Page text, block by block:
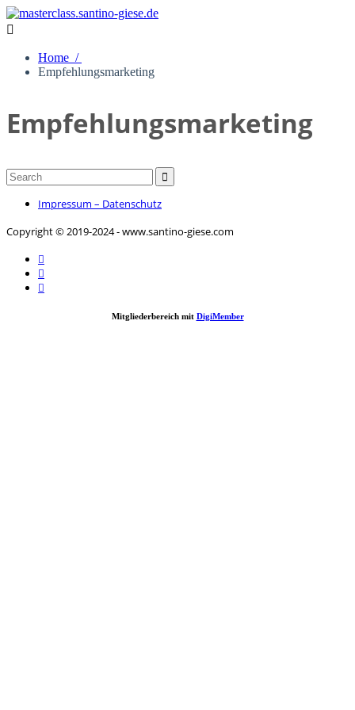

Home /
Empfehlungsmarketing
Empfehlungsmarketing

Impressum – Datenschutz
Copyright © 2019-2024 - www.santino-giese.com



Mitgliederbereich mit DigiMember